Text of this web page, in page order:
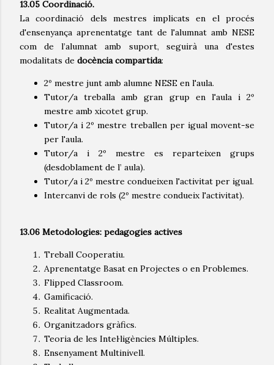
13.05 Coordinació.
La coordinació dels mestres implicats en el procés
d'ensenyança aprenentatge tant de l'alumnat amb NESE
com de l’alumnat amb suport, seguirà una d'estes
modalitats de docència compartida:
2º mestre junt amb alumne NESE en l'aula.
Tutor/a treballa amb gran grup en l'aula i 2º
mestre amb xicotet grup.
Tutor/a i 2º mestre treballen per igual movent-se
per l'aula.
Tutor/a i 2º mestre es reparteixen grups
(desdoblament de l’ aula).
Tutor/a i 2º mestre condueixen l'activitat per igual.
Intercanvi de rols (2º mestre condueix l'activitat).
13.06 Metodologies: pedagogies actives
Treball Cooperatiu.
Aprenentatge Basat en Projectes o en Problemes.
Flipped Classroom.
Gamificació.
Realitat Augmentada.
Organitzadors gràfics.
Teoria de les Intel·ligències Múltiples.
Ensenyament Multinivell.